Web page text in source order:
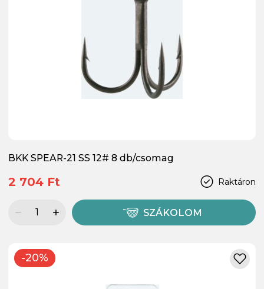
BKK SPEAR-21 SS 12# 8 db/csomag
Raktáron
2 704 Ft
SZÁKOLOM
-20%